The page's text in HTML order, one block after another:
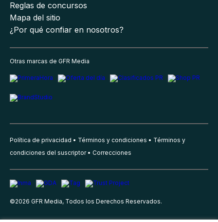
Reglas de concursos
Mapa del sitio
¿Por qué confiar en nosotros?
Otras marcas de GFR Media
Política de privacidad Términos y condiciones
Términos y
condiciones del suscriptor
Correcciones
©2026 GFR Media, Todos los Derechos Reservados.